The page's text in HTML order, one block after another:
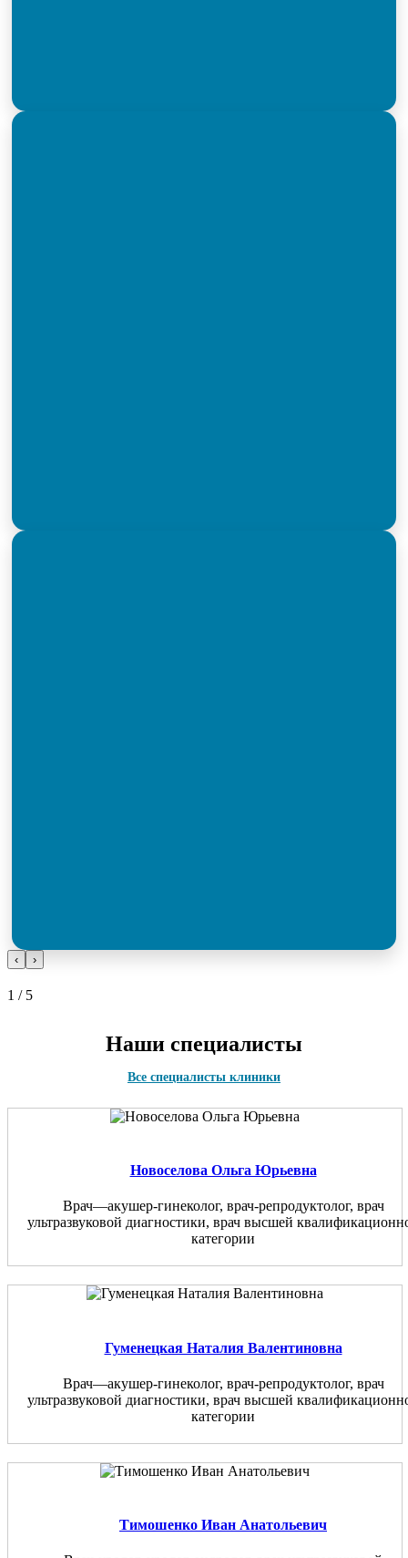
‹ ›
1 / 5
Наши специалисты
Все специалисты клиники
Новоселова Ольга Юрьевна
Врач—акушер-гинеколог, врач-репродуктолог, врач
ультразвуковой диагностики, врач высшей
категории
Гуменецкая Наталия Валентиновна
Врач—акушер-гинеколог, врач-репродуктолог, врач
ультразвуковой диагностики, врач высшей
категории
Тимошенко Иван Анатольевич